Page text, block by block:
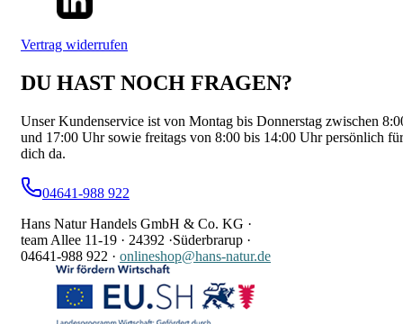
Vertrag widerrufen
DU HAST NOCH FRAGEN?
Unser Kundenservice ist von Montag bis Donnerstag zwischen
und 17:00 Uhr sowie freitags von 8:00 bis 14:00 Uhr persönlich für
dich da.
04641-988 922
Hans Natur Handels GmbH & Co. KG ·
team Allee 11-19 · 24392 ·Süderbrarup ·
04641-988 922 · onlineshop@hans-natur.de